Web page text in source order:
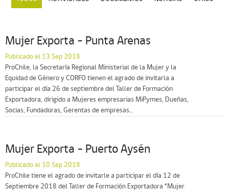
Mujer Exporta – Punta Arenas
Publicado el 13 Sep 2018
ProChile, la Secretaría Regional Ministerial de la Mujer y la
Equidad de Género y CORFO tienen el agrado de invitarla a
participar el día 26 de septiembre del Taller de Formación
Exportadora, dirigido a Mujeres empresarias MiPymes, Dueñas,
Socias, Fundadoras, Gerentas de empresas...
Mujer Exporta – Puerto Aysén
Publicado el 10 Sep 2018
ProChile tiene el agrado de invitarle a participar el día 12 de
Septiembre 2018 del Taller de Formación Exportadora “Mujer